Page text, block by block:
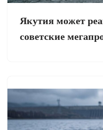
Якутия может
советские